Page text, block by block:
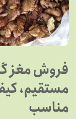
فروش مغز
مستقیم،
مناسب